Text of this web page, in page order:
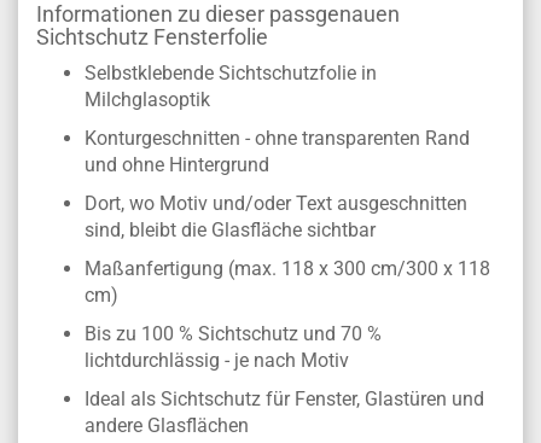
Informationen zu dieser passgenauen
Sichtschutz Fensterfolie
Selbstklebende Sichtschutzfolie in
Milchglasoptik
Konturgeschnitten - ohne transparenten Rand
und ohne Hintergrund
Dort, wo Motiv und/oder Text ausgeschnitten
sind, bleibt die Glasfläche sichtbar
Maßanfertigung (max. 118 x 300 cm/300 x 118
cm)
Bis zu 100 % Sichtschutz und 70 %
lichtdurchlässig - je nach Motiv
Ideal als Sichtschutz für Fenster, Glastüren und
andere Glasflächen